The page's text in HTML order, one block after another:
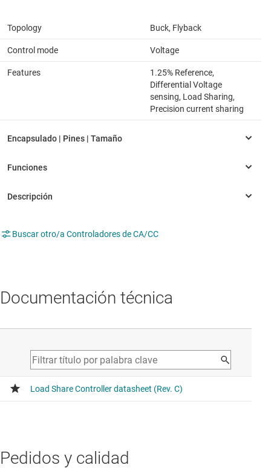
Topology Buck, Flyback
Control mode Voltage
Features
1.25% Reference,
Differential Voltage
sensing, Load Sharing,
Precision current sharing
Buscar otro/a Controladores de CA/CC
Documentación técnica
Pedidos y calidad